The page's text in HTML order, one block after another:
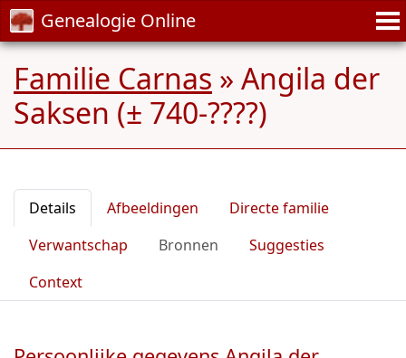
Genealogie Online
Familie Carnas » Angila der
Saksen (± 740-????)
Details Afbeeldingen
Directe familie
Verwantschap
Bronnen
Suggesties
Context